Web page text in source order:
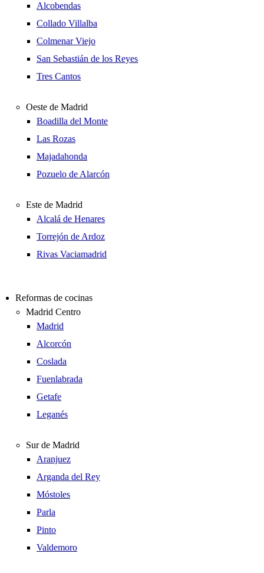
Alcobendas
Collado Villalba
Colmenar Viejo
San Sebastián de los Reyes
Tres Cantos
Oeste de Madrid
Boadilla del Monte
Las Rozas
Majadahonda
Pozuelo de Alarcón
Este de Madrid
Alcalá de Henares
Torrejón de Ardoz
Rivas Vaciamadrid
Reformas de cocinas
Madrid Centro
Madrid
Alcorcón
Coslada
Fuenlabrada
Getafe
Leganés
Sur de Madrid
Aranjuez
Arganda del Rey
Móstoles
Parla
Pinto
Valdemoro